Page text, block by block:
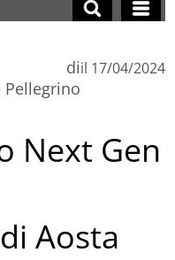
di
Pellegrino
il 17/04/2024
Next Gen
Aosta